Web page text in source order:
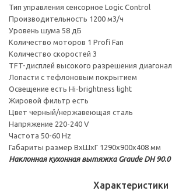
Тип управления сенсорное Logic Control
Производительность 1200 м3/ч
Уровень шума 58 дБ
Количество моторов 1 Profi Fan
Количество скоростей 3
TFT-дисплей высокого разрешения
Лопасти с тефлоновым покрытием
Освещение есть Hi-brightness light
Жировой фильтр есть
Цвет черный/нержавеющая сталь
Напряжение 220-240 V
Частота 50-60 Hz
Габариты размер ВхШхГ 1290х900х408 мм
Наклонная кухонная вытяжка Graude DH 90.0
Характеристики